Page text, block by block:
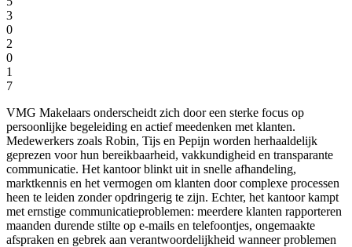
3
0
2
0
1
7
VMG Makelaars onderscheidt zich door een sterke focus op
persoonlijke begeleiding en actief meedenken met klanten.
Medewerkers zoals Robin, Tijs en Pepijn worden herhaaldelijk
geprezen voor hun bereikbaarheid, vakkundigheid en transparante
communicatie. Het kantoor blinkt uit in snelle afhandeling,
marktkennis en het vermogen om klanten door complexe processen
heen te leiden zonder opdringerig te zijn. Echter, het kantoor kampt
met ernstige communicatieproblemen: meerdere klanten rapporteren
maanden durende stilte op e-mails en telefoontjes, ongemaakte
afspraken en gebrek aan verantwoordelijkheid wanneer problemen